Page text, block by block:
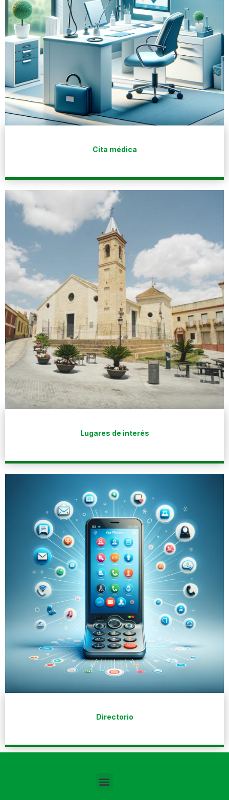
Cita médica
Lugares de interés
Directorio